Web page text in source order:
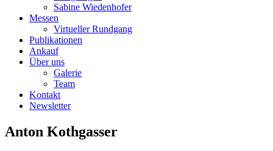
Sabine Wiedenhofer
Messen
Virtueller Rundgang
Publikationen
Ankauf
Über uns
Galerie
Team
Kontakt
Newsletter
Anton Kothgasser